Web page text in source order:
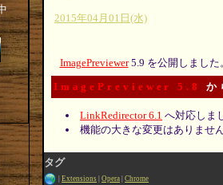
2015年04月01日(水)
ImagePreviewer5.9 を公開しました
ImagePreviewer 5.8 か
LinkRedirector 6.1 へ対応しま
機能の大きな変更はありません
タグ
Extensions Opera Chrome